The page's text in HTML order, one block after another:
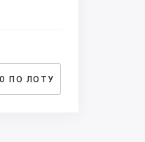
ПО ЛОТУ